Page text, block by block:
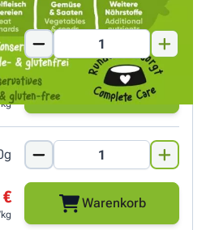
Warenkorb
Warenkorb